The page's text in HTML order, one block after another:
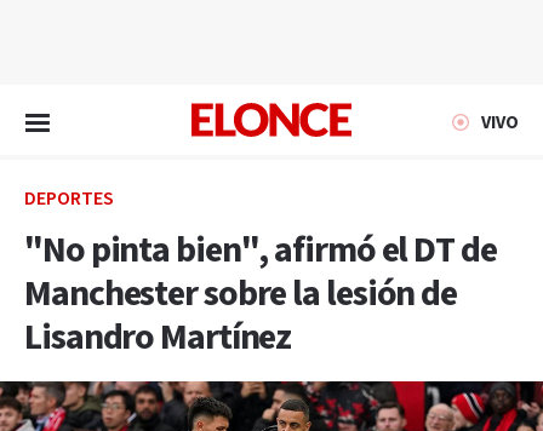
VIVO
DEPORTES
"No pinta bien", afirmó el DT de
Manchester sobre la lesión de
Lisandro Martínez